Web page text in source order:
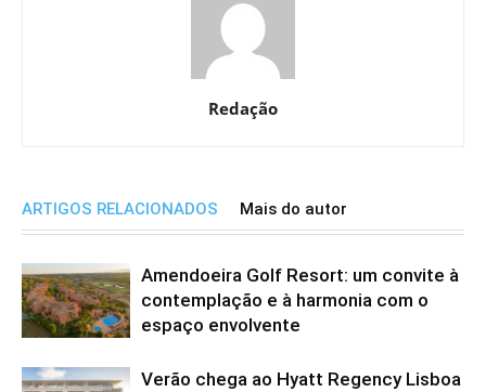
Redação
ARTIGOS RELACIONADOS Mais do autor
Amendoeira Golf Resort: um convite à
contemplação e à harmonia com o
espaço envolvente
Verão chega ao Hyatt Regency Lisboa